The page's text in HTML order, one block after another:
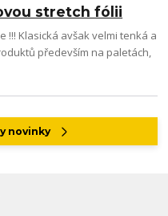
stretch fólii
!!! Klasická avšak velmi tenká a
především na paletách,
novinky